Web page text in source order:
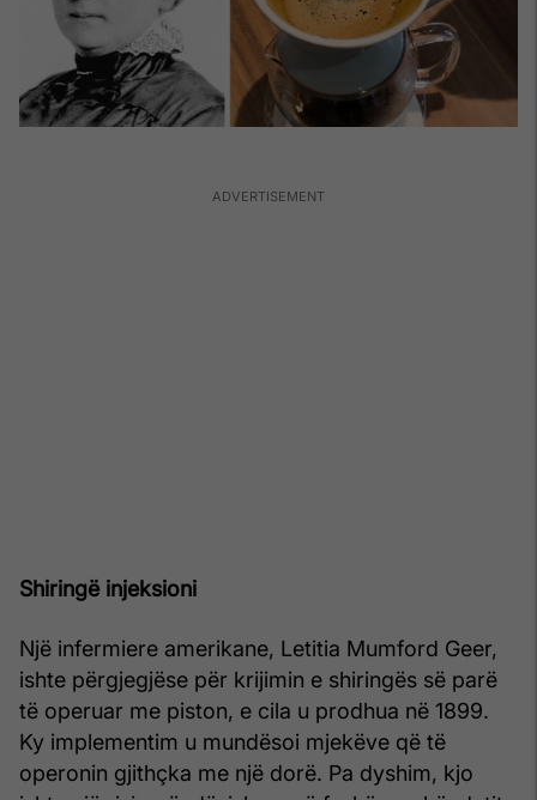
Shiringë injeksioni
Një infermiere amerikane, Letitia Mumford Geer,
ishte përgjegjëse për krijimin e shiringës së parë
të operuar me piston, e cila u prodhua në 1899.
Ky implementim u mundësoi mjekëve që të
operonin gjithçka me një dorë. Pa dyshim, kjo